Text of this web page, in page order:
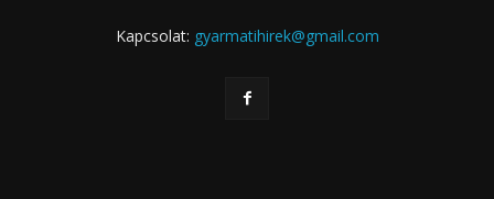
Kapcsolat: gyarmatihirek@gmail.com